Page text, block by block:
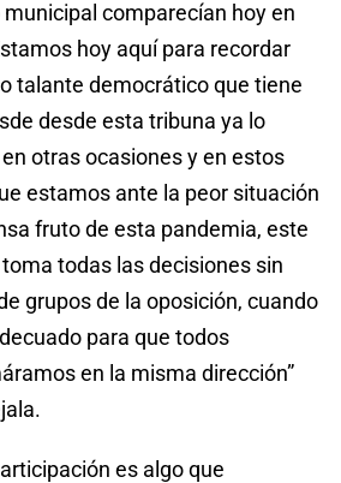
comparecían hoy en
hoy aquí para recordar
talante democrático que tiene
desde esta tribuna ya lo
otras ocasiones y en estos
estamos ante la peor situación
fruto de esta pandemia, este
todas las decisiones sin
grupos de la oposición, cuando
para que todos
en la misma dirección”
es algo que